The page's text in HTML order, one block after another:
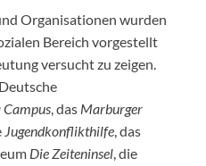
Organisationen wurden
Bereich vorgestellt
versucht zu zeigen.
Campus, das Marburger
Jugendkonflikthilfe, das
Die Zeiteninsel, die